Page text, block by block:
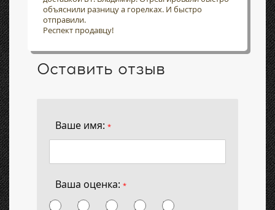
объяснили разницу а горелках. И быстро
отправили.
Респект продавцу!
Оставить отзыв
Ваше имя: *
Ваша оценка: *